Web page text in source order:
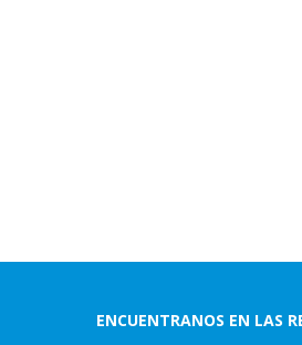
ENCUENTRANOS EN LAS